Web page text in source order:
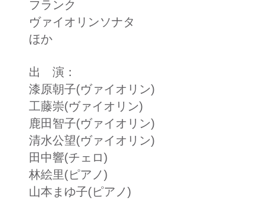
フランク
ヴァイオリンソナタ​​
​ほか
出 演：
​漆原朝子(ヴァイオリン)
工藤崇(ヴァイオリン)
鹿田智子(ヴァイオリン)
清水公望(ヴァイオリン)
田中響(チェロ)
林絵里(ピアノ)
山本まゆ子(ピアノ)​